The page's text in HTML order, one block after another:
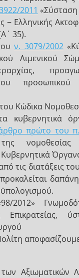
2011
− Ελληνικής
35).
ν. 3079/2002
Λιμενικού
προσωπικού
Κώδικα
κυβερνητικά
πρώτο του
της
τις διατάξεις
2012»
Επικρατείας,
Αξιωματικών